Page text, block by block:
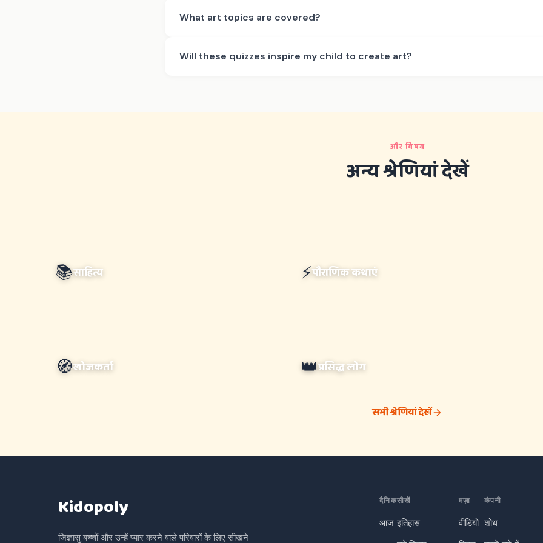
What art topics are covered?
Will these quizzes inspire my child to create art?
और विषय
अन्य श्रेणियां देखें
📚साहित्य ⚡पौराणिक कथाएं
🧭खोजकर्ता 👑प्रसिद्ध लोग
सभी श्रेणियां देखें
Kidopoly
जिज्ञासु बच्चों और उन्हें प्यार करने वाले परिवारों के लिए सीखने
दैनिक
आज
सीखें
इतिहास
मज़ा
वीडियो
कंपनी
शोध